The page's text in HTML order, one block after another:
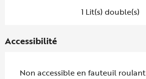
1 Lit(s) double(s)
Accessibilité
Non accessible en fauteuil roulant